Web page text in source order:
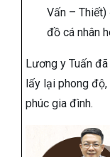
Vấn – Thiết)
đồ cá nhân
Lương y Tuấn
lấy lại phong
phúc gia đình.